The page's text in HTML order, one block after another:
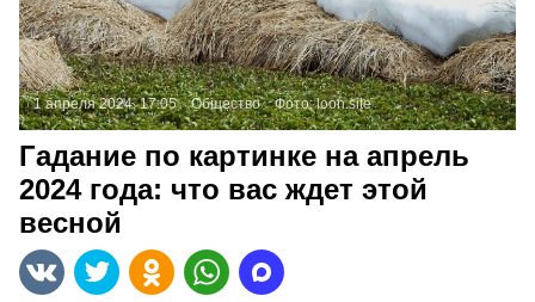
1 апреля 2024, 17:05 Общество Фото:loon.site
Гадание по картинке на апрель
2024 года: что вас ждет этой
весной